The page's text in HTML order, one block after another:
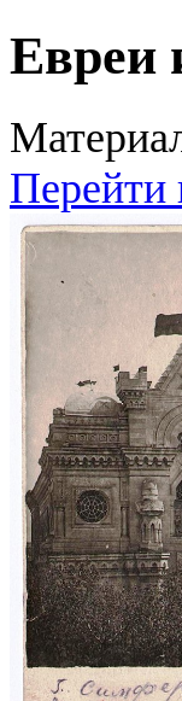
Евреи
Перейти